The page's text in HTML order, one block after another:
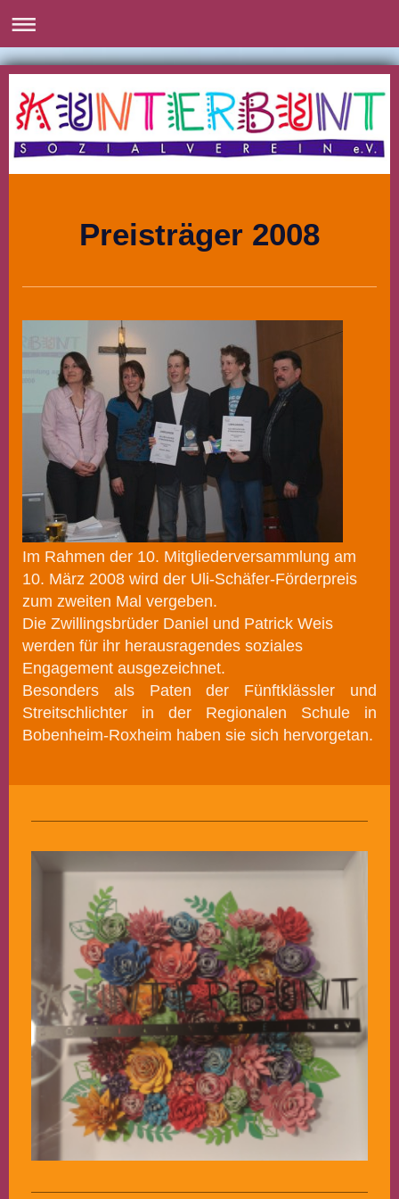
Preisträger 2008
Im Rahmen der 10. Mitgliederversammlung am
10. März 2008 wird der Uli-Schäfer-Förderpreis
zum zweiten Mal vergeben.
Die Zwillingsbrüder Daniel und Patrick Weis
werden für ihr herausragendes soziales
Engagement ausgezeichnet.
Besonders als Paten der Fünftklässler und
Streitschlichter in der Regionalen Schule in
Bobenheim-Roxheim haben sie sich hervorgetan.